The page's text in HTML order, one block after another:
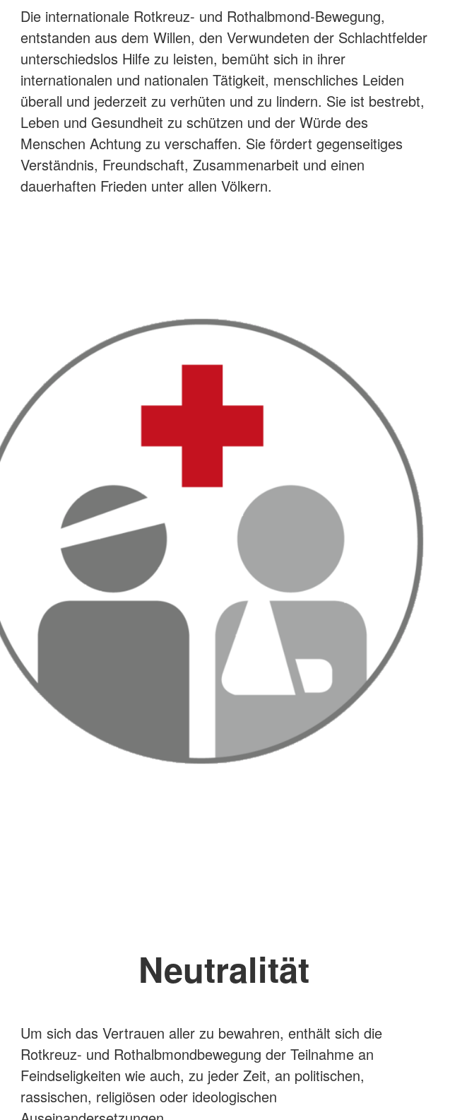
Die internationale Rotkreuz- und Rothalbmond-Bewegung,
entstanden aus dem Willen, den Verwundeten der Schlachtfelder
unterschiedslos Hilfe zu leisten, bemüht sich in ihrer
internationalen und nationalen Tätigkeit, menschliches Leiden
überall und jederzeit zu verhüten und zu lindern. Sie ist bestrebt,
Leben und Gesundheit zu schützen und der Würde des
Menschen Achtung zu verschaffen. Sie fördert gegenseitiges
Verständnis, Freundschaft, Zusammenarbeit und einen
dauerhaften Frieden unter allen Völkern.
Neutralität
Um sich das Vertrauen aller zu bewahren, enthält sich die
Rotkreuz- und Rothalbmondbewegung der Teilnahme an
Feindseligkeiten wie auch, zu jeder Zeit, an politischen,
rassischen, religiösen oder ideologischen